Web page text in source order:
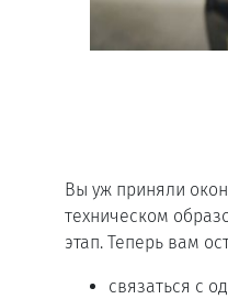
Вы уж приняли
техническом
этап. Теперь вам
связаться с